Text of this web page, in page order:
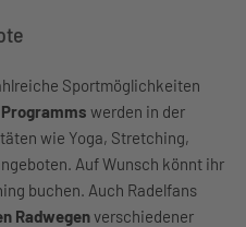
Sportmöglichkeiten
werden in der
wie Yoga, Stretching,
Auf Wunsch könnt ihr
buchen. Auch Radelfans
Radwegenverschiedener